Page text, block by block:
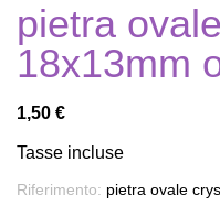
pietra
18x13mm
1,50 €
Tasse incluse
Riferimento: pietra ovale